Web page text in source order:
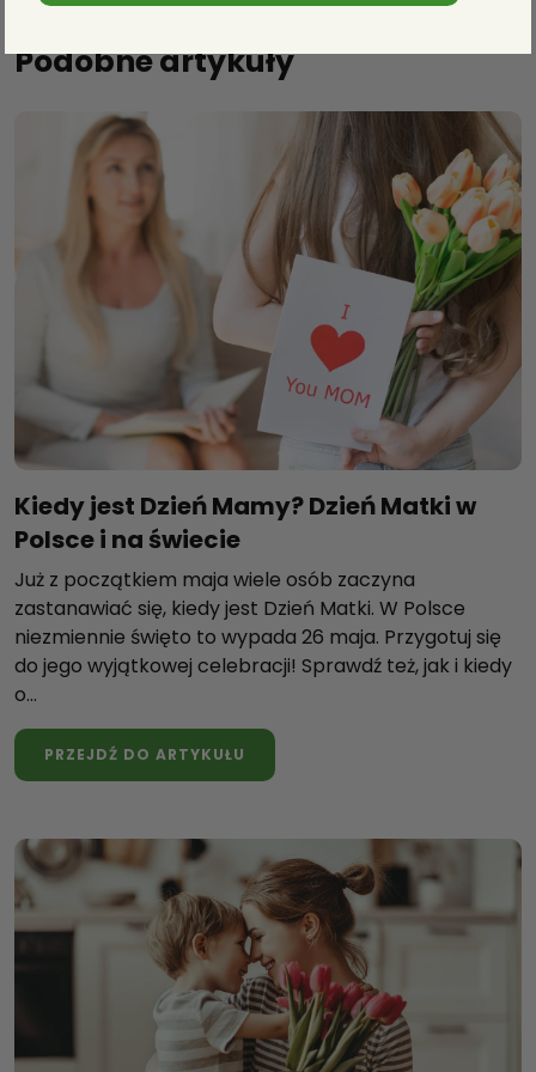
Podobne artykuły
Kiedy jest Dzień Mamy? Dzień Matki w
Polsce i na świecie
Już z początkiem maja wiele osób zaczyna
zastanawiać się, kiedy jest Dzień Matki. W Polsce
niezmiennie święto to wypada 26 maja. Przygotuj się
do jego wyjątkowej celebracji! Sprawdź też, jak i kiedy
o...
PRZEJDŹ DO ARTYKUŁU